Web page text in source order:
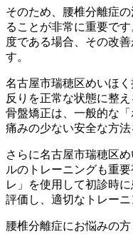
そのため、腰椎分離症
ることが非常に重要で
度である場合、その改
す。
名古屋市瑞穂区めいほ
反りを正常な状態に整
骨盤矯正は、一般的な
痛みの少ない安全な方法
さらに名古屋市瑞穂区
ルのトレーニングも重
レ」を使用して初診時
評価し、適切なトレーニ
腰椎分離症にお悩みの